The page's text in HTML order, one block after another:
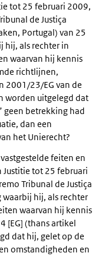
tot 25 februari 2009,
de Justiça
Portugal) van 25
hij, als rechter in
waarvan hij kennis
richtlijnen,
2001/23/EG van de
worden uitgelegd dat
geen betrekking had
dan een
het Unierecht?
feiten en
Justitie tot 25 februari
Tribunal de Justiça
hij, als rechter
waarvan hij kennis
[EG] (thans artikel
dat hij, gelet op de
omstandigheden en